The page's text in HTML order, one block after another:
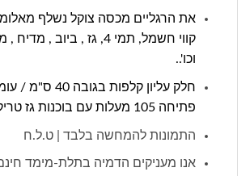
את הרגליים מכסה צוקל נשלף
קווי חשמל, תמי 4, גז , ביוב ,
וכו'..
פתיחה 105 מעלות עם בוכנות גז טריקה שקטה
התמונות להמחשה בלבד | ט.ל.ח
אנו מעניקים הדמיה בתלת-מימד